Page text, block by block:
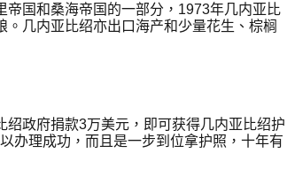
国和桑海帝国的一部分，1973年几内亚比
几内亚比绍亦出口海产和少量花生、棕榈
政府捐款3万美元，即可获得几内亚比绍护
办理成功，而且是一步到位拿护照，十年有